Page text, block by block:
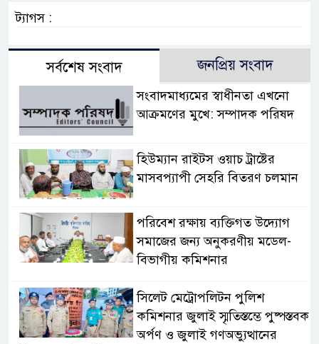
ট্যাগস :
সর্বশেষ সংবাদ জনপ্রিয় সংবাদ
সংবাদমাধ্যমের স্বাধীনতা এখনো
আক্রমণের মুখে: সম্পাদক পরিষদ
হিউম্যান রাইটস ওয়াচ ট্রাষ্টের
মাসবপ্যাপী সেহরি বিতরণ চলমান
পরিবেশ রক্ষায় ব্যক্তিগত উদ্যোগ
সমাজের জন্য অনুকরণীয় মডেল-
বিভাগীয় কমিশনার
সিলেট মেট্রোপলিটন পুলিশ
কমিশনার জুলাই স্মৃতিস্তম্ভে পুষ্পস্তবক
অর্পণ ও জুলাই গণঅভ্যুত্থানের